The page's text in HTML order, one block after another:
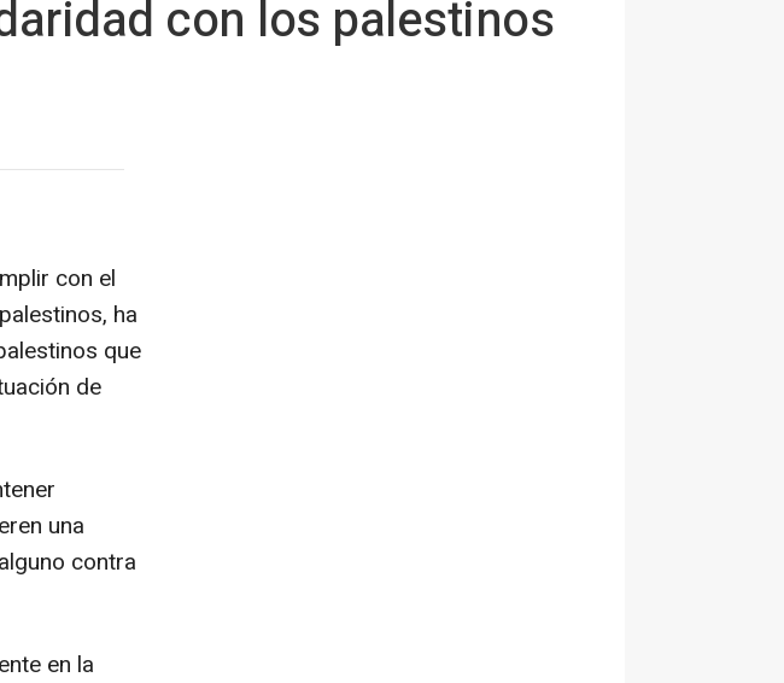
con los palestinos
con el
ha
que
de
una
contra
en la